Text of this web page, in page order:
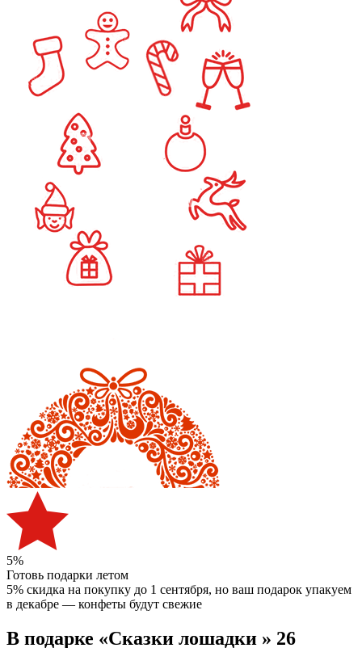
5%
Готовь подарки летом
5% скидка на покупку до 1 сентября, но ваш подарок упакуем
в декабре — конфеты будут свежие
В подарке «Сказки лошадки » 26